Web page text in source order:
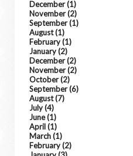
December(1)
November(2)
September(1)
August(1)
February(1)
January(2)
December(2)
November(2)
October(2)
September(6)
August(7)
July(4)
June(1)
April(1)
March(1)
February(2)